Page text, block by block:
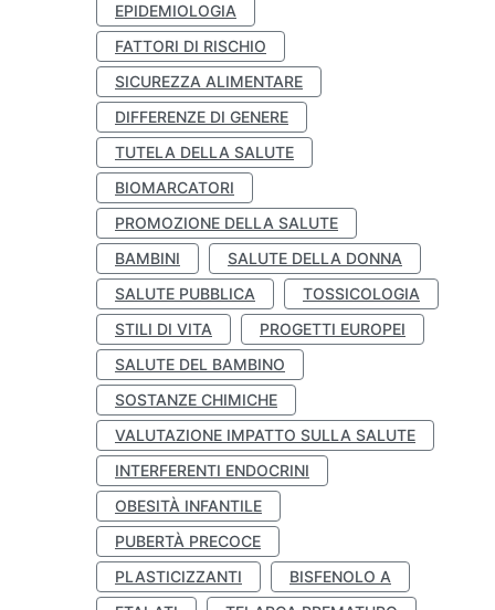
EPIDEMIOLOGIA
FATTORI DI RISCHIO
SICUREZZA ALIMENTARE
DIFFERENZE DI GENERE
TUTELA DELLA SALUTE
BIOMARCATORI
PROMOZIONE DELLA SALUTE
BAMBINI
SALUTE DELLA DONNA
SALUTE PUBBLICA
TOSSICOLOGIA
STILI DI VITA
PROGETTI EUROPEI
SALUTE DEL BAMBINO
SOSTANZE CHIMICHE
VALUTAZIONE IMPATTO SULLA SALUTE
INTERFERENTI ENDOCRINI
OBESITÀ INFANTILE
PUBERTÀ PRECOCE
PLASTICIZZANTI
BISFENOLO A